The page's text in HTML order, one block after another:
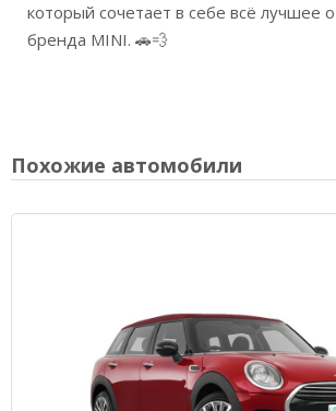
который сочетает в себе всё лучшее
бренда MINI. 🚗💨
Похожие автомобили